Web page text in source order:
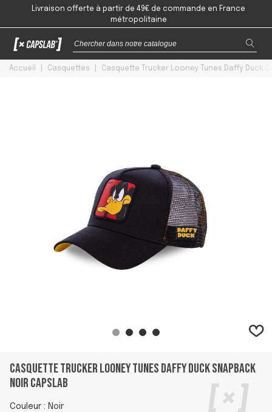
Livraison offerte à partir de 49€ de commande en France
métropolitaine
Accueil Casquettes Casquette Trucker Looney Tunes Daffy Duck
Casquette Trucker Looney Tunes Daffy Duck Snapback
Noir Capslab
Couleur : Noir